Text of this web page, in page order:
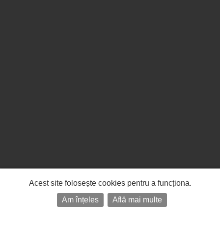
Acest site folosește cookies pentru a funcționa.
Am înțeles
Află mai multe